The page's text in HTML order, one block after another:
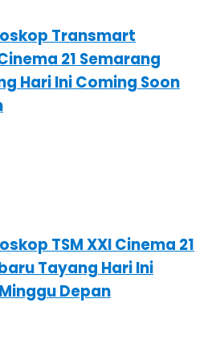
Transmart
21 Semarang
Hari Ini Coming Soon
TSM XXI Cinema 21
Tayang Hari Ini
Depan